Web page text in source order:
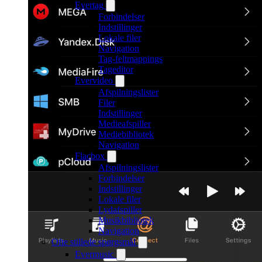
Evertag
Forbindelser
Indstillinger
Lokale filer
Navigation
Tag-feltmappings
Tageditor
Evervideo
Afspilningslister
Filer
Indstillinger
Medieafspiller
Mediebibliotek
Navigation
Flacbox
Afspilningslister
Forbindelser
Indstillinger
Lokale filer
Lydafspiller
Musikbibliotek
Navigation
Ofte stillede spørgsmål
Evermusic